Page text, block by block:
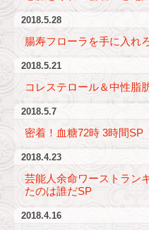
2018.5.28
腸寿フローラを手に入れ
2018.5.21
コレステロール＆中性脂
2018.5.7
密着！血糖72時 3時間SP
2018.4.23
芸能人余命ワーストラン
たのは誰だSP
2018.4.16